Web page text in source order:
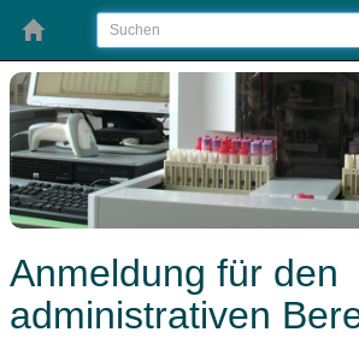
Anmeldung für den
administrativen